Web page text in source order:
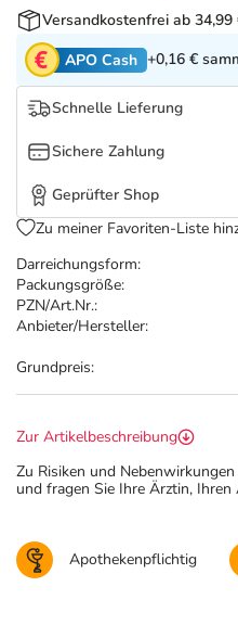
Tierapotheke
Marken
Täglich gut versorgt
Salus Deals
Darreichungsform:
Packungsgröße:
PZN/Art.Nr.:
Anbieter/Hersteller:
Grundpreis:
Versandkostenfrei ab 34,99
APO Cash +0,16 €
Schnelle Lieferung
Sichere Zahlung
Geprüfter Shop
Zu meiner Favoriten-Liste
Zur Artikelbeschreibung
Zu Risiken und
und fragen Sie Ihre Ärztin,
Apothekenpflichtig